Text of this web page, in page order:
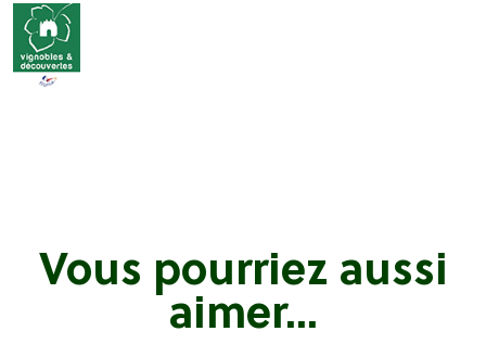
Vous pourriez aussi
aimer...